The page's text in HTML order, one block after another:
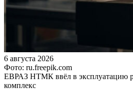
6 августа 2026
Фото: ru.freepik.com
ЕВРАЗ НТМК ввёл в эксплуатацию
комплекс